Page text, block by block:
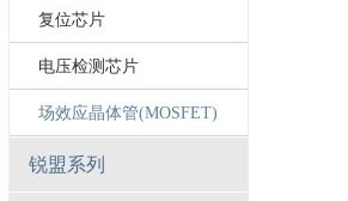
复位芯片
电压检测芯片
场效应晶体管(MOSFET)
锐盟系列